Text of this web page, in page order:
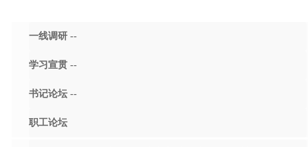
一线调研 --
学习宣贯 --
书记论坛 --
职工论坛